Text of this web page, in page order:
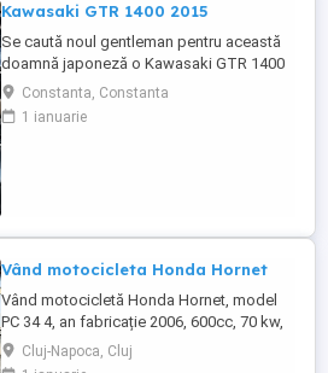
Kawasaki GTR 1400 2015
Se caută noul gentleman pentru această
doamnă japoneză o Kawasaki GTR 1400
care încă întoarce priviri și iubește
kilometrii. A fost răsfățată, întreținută la
timp și tratată cu respect. O dau doar
Constanta, Constanta
1 ianuarie
Vând motocicleta Honda Hornet
Vând motocicletă Honda Hornet, model
PC 34 4, an fabricație 2006, 600cc, 70 kw,
98 cp, inspecție tehnică valabilă până în
august 2027 . Preț 1900 euro
Cluj-Napoca, Cluj